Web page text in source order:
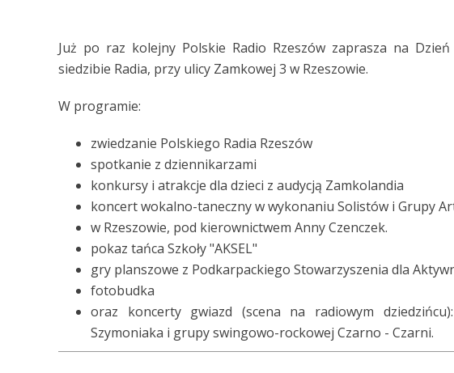
Już po raz kolejny Polskie Radio Rzeszów zaprasza na
siedzibie Radia, przy ulicy Zamkowej 3 w Rzeszowie.
W programie:
zwiedzanie Polskiego Radia Rzeszów
spotkanie z dziennikarzami
konkursy i atrakcje dla dzieci z audycją Zamkolandia
koncert wokalno-taneczny w wykonaniu Solistów i Grupy
w Rzeszowie, pod kierownictwem Anny Czenczek.
pokaz tańca Szkoły "AKSEL"
gry planszowe z Podkarpackiego Stowarzyszenia dla
fotobudka
oraz koncerty gwiazd (scena na radiowym
Szymoniaka i grupy swingowo-rockowej Czarno - Czarni.